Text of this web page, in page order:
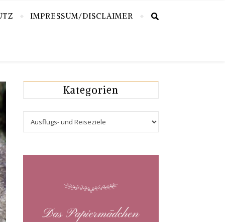
IMPRESSUM/DISCLAIMER
Kategorien
Kategorien